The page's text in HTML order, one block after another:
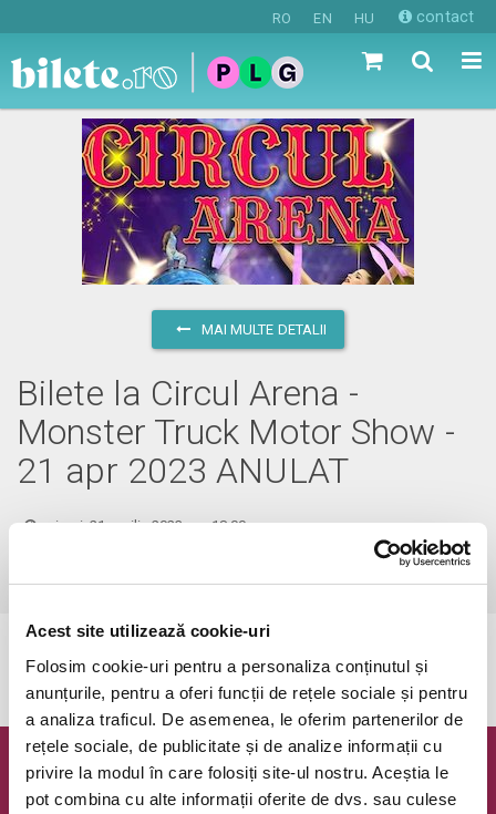
Acest site utilizează cookie-uri
Folosim cookie-uri pentru a personaliza conținutul și
anunțurile, pentru a oferi funcții de rețele sociale și pentru
a analiza traficul. De asemenea, le oferim partenerilor de
rețele sociale, de publicitate și de analize informații cu
privire la modul în care folosiți site-ul nostru. Aceștia le
pot combina cu alte informații oferite de dvs. sau culese
RO EN HU contact
MAI MULTE DETALII
Bilete la Circul Arena -
Monster Truck Motor Show -
21 apr 2023 ANULAT
vineri, 21 aprilie 2023 ora 18:00
Bistrita, Strada Aerodromului (Vis-a-vis de noua Sala Polivalenta)
Newsletter @ Bilete.ro